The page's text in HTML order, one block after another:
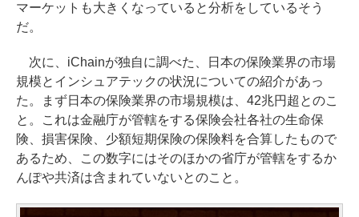
マーケットも大きくなっていると分析をしているそう
だ。
次に、iChainが独自に調べた、日本の保険業界の市場
規模とインシュアテックの状況についての紹介があっ
た。まず日本の保険業界の市場規模は、42兆円超とのこ
と。これは金融庁が管轄をする保険会社各社の生命保
険、損害保険、少額短期保険の保険料を合算したもので
あるため、この数字にはそのほかの省庁が管轄をするか
んぽや共済は含まれていないとのこと。